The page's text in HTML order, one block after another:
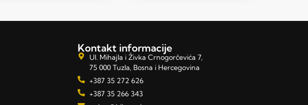
Kontakt informacije
Ul. Mihajla i Živka Crnogorčevića 7,
75 000 Tuzla, Bosna i Hercegovina
+387 35 272 626
+387 35 266 343